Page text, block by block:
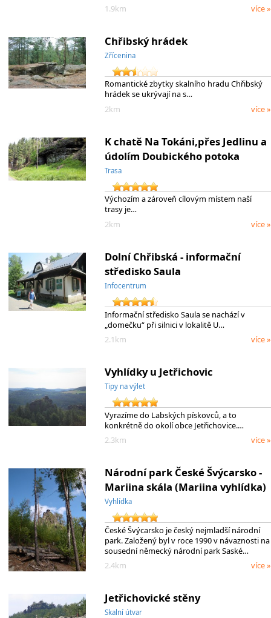
1.9km
více »
Chřibský hrádek
Zřícenina
Romantické zbytky skalního hradu Chřibský
hrádek se ukrývají na s…
2km
více »
K chatě Na Tokáni,přes Jedlinu a
údolím Doubického potoka
Trasa
Výchozím a zároveň cílovým místem naší
trasy je…
2km
více »
Dolní Chřibská - informační
středisko Saula
Infocentrum
Informační středisko Saula se nachází v
„domečku“ při silnici v lokalitě U…
2.1km
více »
Vyhlídky u Jetřichovic
Tipy na výlet
Vyrazíme do Labských pískovců, a to
konkrétně do okolí obce Jetřichovice.…
2.3km
více »
Národní park České Švýcarsko -
Mariina skála (Mariina vyhlídka)
Vyhlídka
České Švýcarsko je český nejmladší národní
park. Založený byl v roce 1990 v návaznosti na
sousední německý národní park Saské…
2.4km
více »
Jetřichovické stěny
Skalní útvar